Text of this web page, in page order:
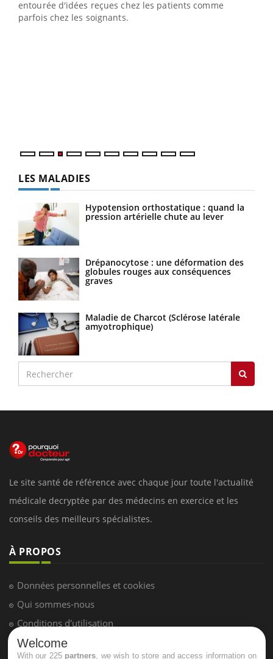
entourée d'idées reçues chez les patients comme
parfois chez les soignants.
LES MALADIES
Hypotension orthostatique : quand la
pression artérielle chute au lever
Drépanocytose : une déformation des
globules rouges aux conséquences
graves
Maladie de Charcot (Sclérose latérale
amyotrophique)
Le site santé de référence avec chaque jour toute l'actualité
médicale decryptée par des médecins en exercice et les
conseils des meilleurs spécialistes.
À PROPOS
Données personnelles et cookies
Qui sommes-nous
Conditions d'utilisation
Plan du site
Welcome
With our 225 partners , we wish to store and access information on